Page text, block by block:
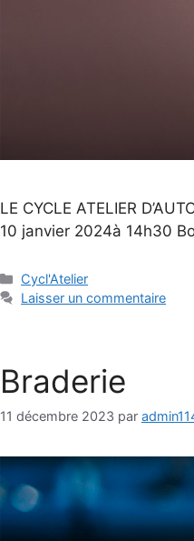
LE CYCLE ATELIER
10 janvier 2024à 14h30
Catégories
Cycl'Atelier
Laisser un commentaire
Braderie
11 décembre 2023 par